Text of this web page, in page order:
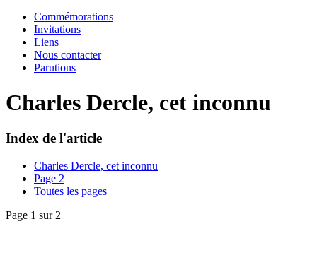
Commémorations
Invitations
Liens
Nous contacter
Parutions
Charles Dercle, cet inconnu
Index de l'article
Charles Dercle, cet inconnu
Page 2
Toutes les pages
Page 1 sur 2